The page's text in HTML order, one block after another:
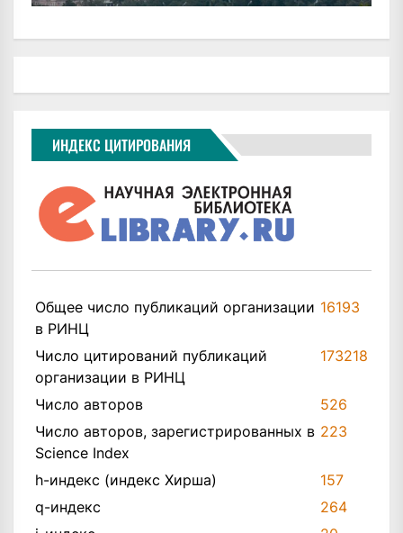
ИНДЕКС ЦИТИРОВАНИЯ
Общее число публикаций организации
в РИНЦ
16193
Число цитирований публикаций
организации в РИНЦ
173218
Число авторов
526
Число авторов, зарегистрированных в
Science Index
223
h-индекс (индекс Хирша)
157
q-индекс
264